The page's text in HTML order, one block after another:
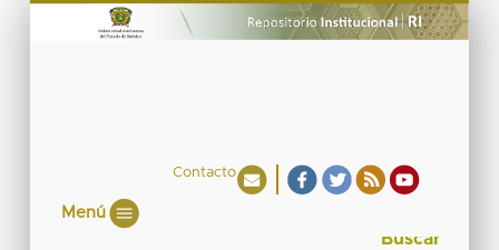
Contacto
Menú
Buscar